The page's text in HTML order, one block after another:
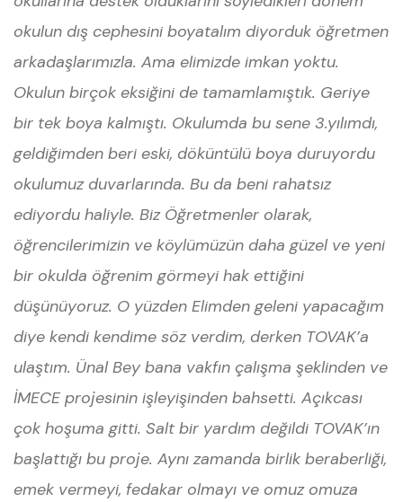
okulun dış cephesini boyatalım diyorduk öğretmen
arkadaşlarımızla. Ama elimizde imkan yoktu.
Okulun birçok eksiğini de tamamlamıştık. Geriye
bir tek boya kalmıştı. Okulumda bu sene 3.yılımdı,
geldiğimden beri eski, döküntülü boya duruyordu
okulumuz duvarlarında. Bu da beni rahatsız
ediyordu haliyle. Biz Öğretmenler olarak,
öğrencilerimizin ve köylümüzün daha güzel ve yeni
bir okulda öğrenim görmeyi hak ettiğini
düşünüyoruz. O yüzden Elimden geleni yapacağım
diye kendi kendime söz verdim, derken TOVAK’a
ulaştım. Ünal Bey bana vakfın çalışma şeklinden ve
İMECE projesinin işleyişinden bahsetti. Açıkcası
çok hoşuma gitti. Salt bir yardım değildi TOVAK’ın
başlattığı bu proje. Aynı zamanda birlik beraberliği,
emek vermeyi, fedakar olmayı ve omuz omuza